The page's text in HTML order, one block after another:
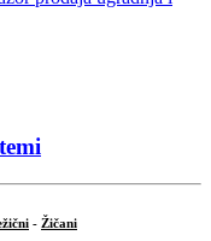
- Žičani